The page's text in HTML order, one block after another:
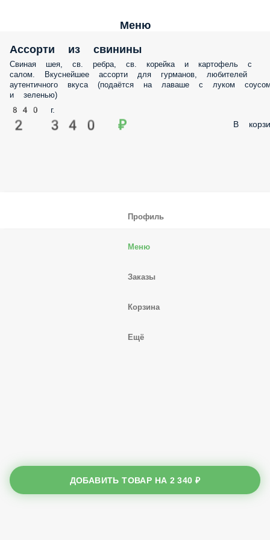
Меню
Ассорти из свинины
Свиная шея, св. ребра, св. корейка и картофель с
салом. Вкуснейшее ассорти для гурманов, любителей
аутентичного вкуса (подаётся на лаваше с луком
и зеленью)
840 г.
2 340 ₽ В
ДОБАВИТЬ ТОВАР НА 2 340 ₽
Профиль
Меню
Заказы
Корзина
Ещё